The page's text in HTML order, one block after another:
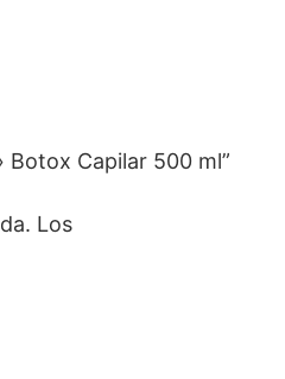
Botox Capilar 500 ml”
Los